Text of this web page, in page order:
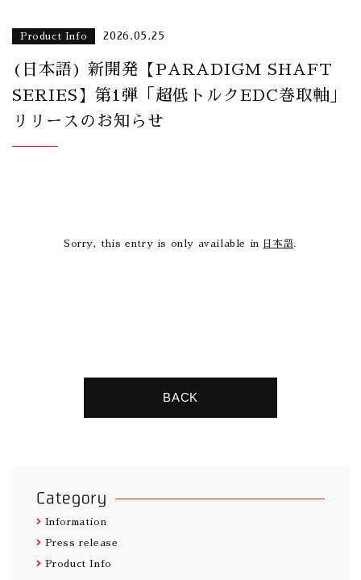
Product Info 2026.05.25
(日本語) 新開発【PARADIGM SHAFT
SERIES】第1弾「超低トルクEDC巻取軸」
リリースのお知らせ
Sorry, this entry is only available in 日本語.
BACK
Category
Information
Press release
Product Info